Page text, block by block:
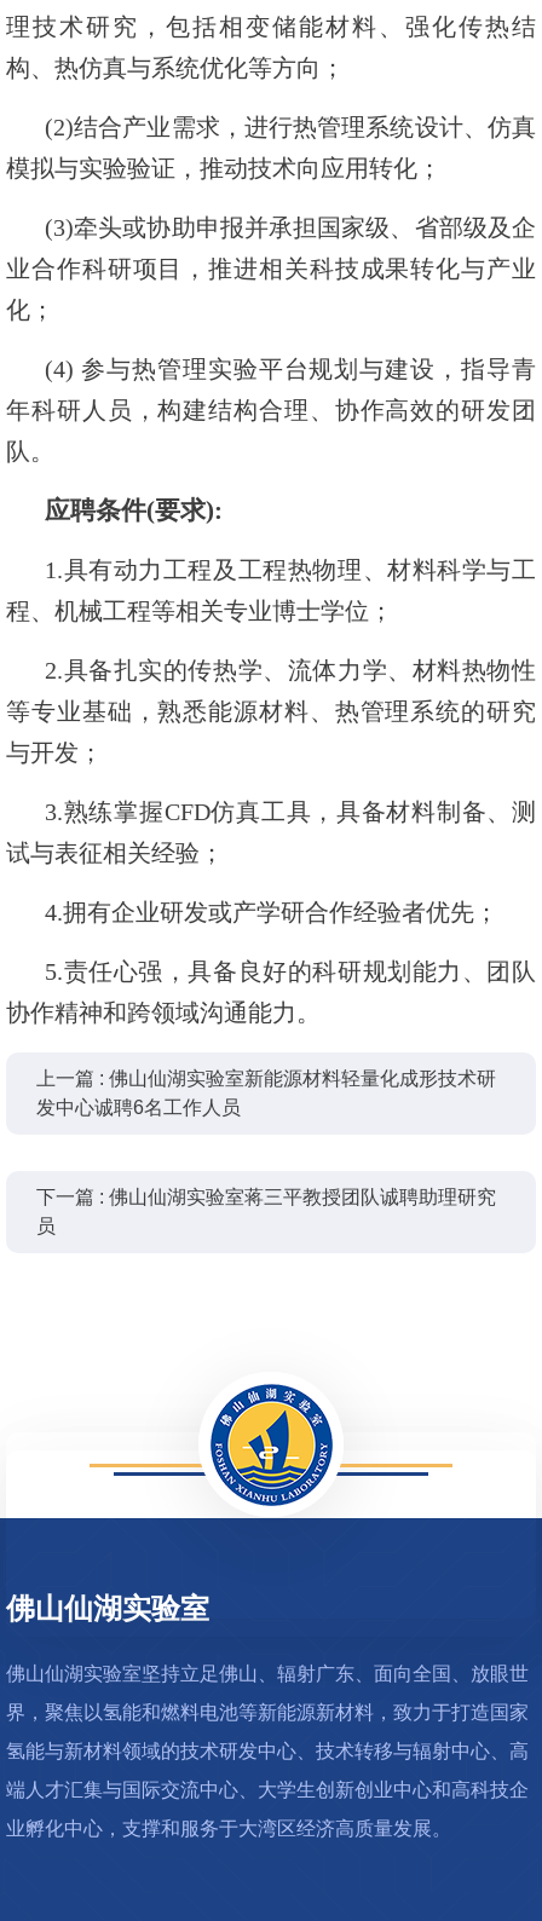
理技术研究，包括相变储能材料、强化传热结
构、热仿真与系统优化等方向；
(2)结合产业需求，进行热管理系统设计、仿真
模拟与实验验证，推动技术向应用转化；
(3)牵头或协助申报并承担国家级、省部级及企
业合作科研项目，推进相关科技成果转化与产业
化；
(4) 参与热管理实验平台规划与建设，指导青
年科研人员，构建结构合理、协作高效的研发团
队。
应聘条件(要求):
1.具有动力工程及工程热物理、材料科学与工
程、机械工程等相关专业博士学位；
2.具备扎实的传热学、流体力学、材料热物性
等专业基础，熟悉能源材料、热管理系统的研究
与开发；
3.熟练掌握CFD仿真工具，具备材料制备、测
试与表征相关经验；
4.拥有企业研发或产学研合作经验者优先；
5.责任心强，具备良好的科研规划能力、团队
协作精神和跨领域沟通能力。
上一篇 : 佛山仙湖实验室新能源材料轻量化成形技术研
发中心诚聘6名工作人员
下一篇 : 佛山仙湖实验室蒋三平教授团队诚聘助理研究
员
佛山仙湖实验室
佛山仙湖实验室坚持立足佛山、辐射广东、面向全国、放眼世
界，聚焦以氢能和燃料电池等新能源新材料，致力于打造国家
氢能与新材料领域的技术研发中心、技术转移与辐射中心、高
端人才汇集与国际交流中心、大学生创新创业中心和高科技企
业孵化中心，支撑和服务于大湾区经济高质量发展。